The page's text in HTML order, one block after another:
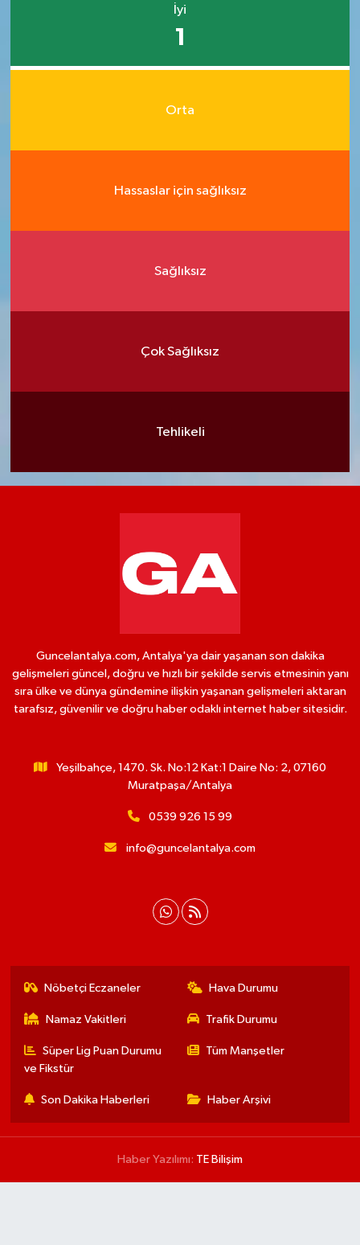
İyi
1
Orta
Hassaslar için sağlıksız
Sağlıksız
Çok Sağlıksız
Tehlikeli
Guncelantalya.com, Antalya'ya dair yaşanan son dakika
gelişmeleri güncel, doğru ve hızlı bir şekilde servis etmesinin yanı
sıra ülke ve dünya gündemine ilişkin yaşanan gelişmeleri aktaran
tarafsız, güvenilir ve doğru haber odaklı internet haber sitesidir.
Yeşilbahçe, 1470. Sk. No:12 Kat:1 Daire No: 2, 07160
Muratpaşa/Antalya
0539 926 15 99
info@guncelantalya.com
Nöbetçi Eczaneler Hava Durumu
Namaz Vakitleri Trafik Durumu
Süper Lig Puan Durumu
ve Fikstür
Tüm Manşetler
Son Dakika Haberleri Haber Arşivi
Haber Yazılımı: TE Bilişim